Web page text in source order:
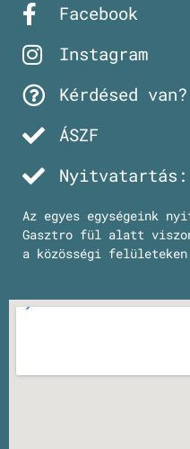
Facebook
Instagram
Kérdésed van?
ÁSZF
Az egyes egységeink
Gasztro fül alatt
a közösségi